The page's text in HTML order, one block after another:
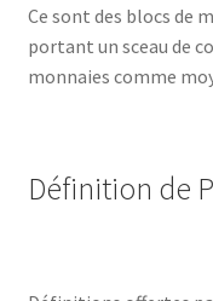
Ce sont des blocs de
portant un sceau de
monnaies comme
Définition de